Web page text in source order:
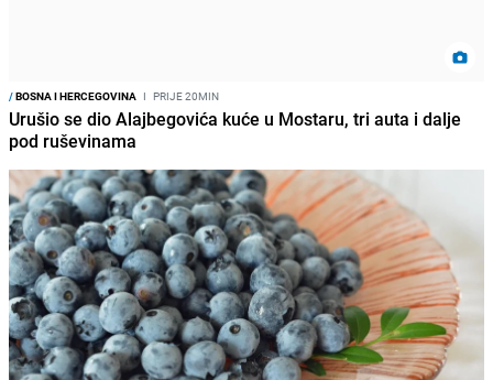
/BOSNA I HERCEGOVINA I PRIJE 20MIN
Urušio se dio Alajbegovića kuće u Mostaru, tri auta i dalje
pod ruševinama